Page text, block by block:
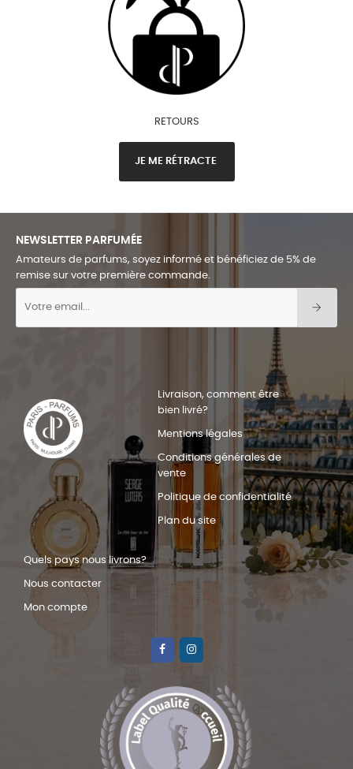
RETOURS
JE ME RÉTRACTE
NEWSLETTER PARFUMÉE
Amateurs de parfums, soyez informé et bénéficiez de 5% de
remise sur votre première commande.
Livraison, comment être
bien livré?
Mentions légales
Conditions générales de
vente
Politique de confidentialité
Plan du site
Quels pays nous livrons?
Nous contacter
Mon compte